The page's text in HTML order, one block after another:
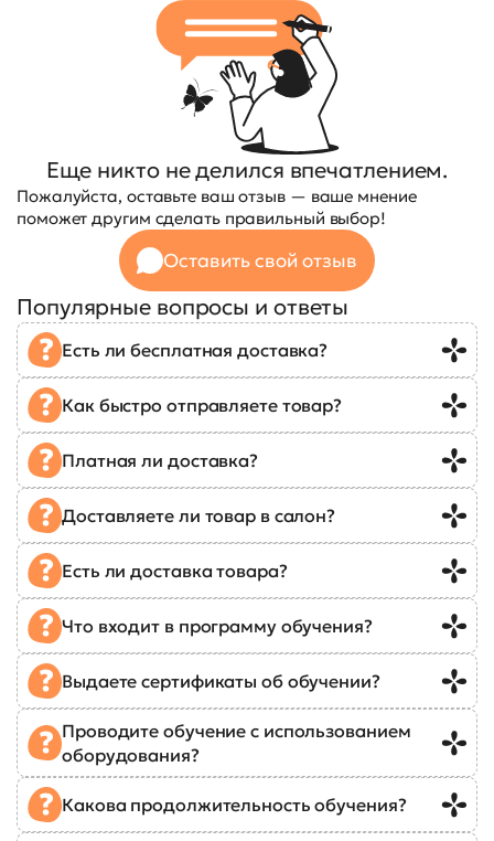
Еще никто не делился впечатлением.
Пожалуйста, оставьте ваш отзыв — ваше мнение
поможет другим сделать правильный выбор!
Оставить свой отзыв
Популярные вопросы и ответы
Есть ли бесплатная доставка?
Как быстро отправляете товар?
Платная ли доставка?
Доставляете ли товар в салон?
Есть ли доставка товара?
Что входит в программу обучения?
Выдаете сертификаты об обучении?
Проводите обучение с использованием
оборудования?
Какова продолжительность обучения?